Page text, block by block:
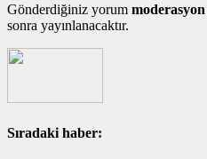
Gönderdiğiniz yorum moderasyon
sonra yayınlanacaktır.
Sıradaki haber: